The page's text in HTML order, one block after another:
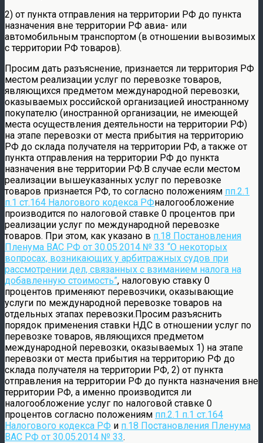
2) от пункта отправления на территории РФ до пункта
назначения вне территории РФ авиа- или
автомобильным транспортом (в отношении вывозимых
с территории РФ товаров).
Просим дать разъяснение, признается ли территория РФ
местом реализации услуг по перевозке товаров,
являющихся предметом международной перевозки,
оказываемых российской организацией иностранному
покупателю (иностранной организации, не имеющей
места осуществления деятельности на территории РФ)
на этапе перевозки от места прибытия на территорию
РФ до склада получателя на территории РФ, а также от
пункта отправления на территории РФ до пункта
назначения вне территории РФ.В случае если местом
реализации вышеуказанных услуг по перевозке
товаров признается РФ, то согласно положениям пп.2.1
п.1 ст.164 Налогового кодекса РФналогообложение
производится по налоговой ставке 0 процентов при
реализации услуг по международной перевозке
товаров. При этом, как указано в п.18 Постановления
Пленума ВАС РФ от 30.05.2014 № 33 “О некоторых
вопросах, возникающих у арбитражных судов при
рассмотрении дел, связанных с взиманием налога на
добавленную стоимость”, налоговую ставку 0
процентов применяют перевозчики, оказывающие
услуги по международной перевозке товаров на
отдельных этапах перевозки.Просим разъяснить
порядок применения ставки НДС в отношении услуг по
перевозке товаров, являющихся предметом
международной перевозки, оказываемых 1) на этапе
перевозки от места прибытия на территорию РФ до
склада получателя на территории РФ, 2) от пункта
отправления на территории РФ до пункта назначения вне
территории РФ, а именно производится ли
налогообложение услуг по налоговой ставке 0
процентов согласно положениям пп.2.1 п.1 ст.164
Налогового кодекса РФ и п.18 Постановления Пленума
ВАС РФ от 30.05.2014 № 33.